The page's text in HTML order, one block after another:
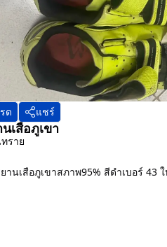
ด แชร์
เสือภูเขา
ราย
านเสือภูเขาสภาพ95% สีดำเบอร์ 43